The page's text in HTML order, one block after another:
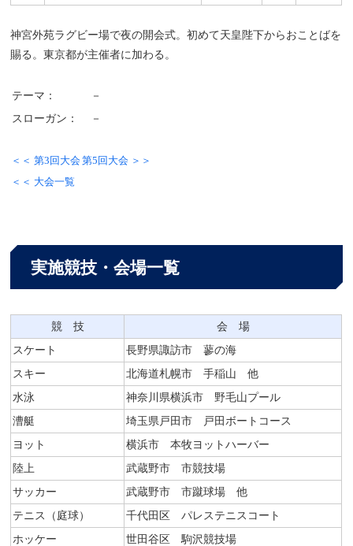
神宮外苑ラグビー場で夜の開会式。初めて天皇陛下からおことばを
賜る。東京都が主催者に加わる。
テーマ：
－
スローガン：
－
＜＜ 第3回大会 第5回大会 ＞＞
＜＜ 大会一覧
実施競技・会場一覧
競 技
会 場
スケート
長野県諏訪市 蓼の海
スキー
北海道札幌市 手稲山 他
水泳
神奈川県横浜市 野毛山プール
漕艇
埼玉県戸田市 戸田ボートコース
ヨット
横浜市 本牧ヨットハーバー
陸上
武蔵野市 市競技場
サッカー
武蔵野市 市蹴球場 他
テニス（庭球）
千代田区 パレステニスコート
ホッケー
世田谷区 駒沢競技場